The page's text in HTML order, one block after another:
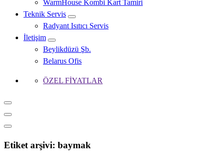
WarmHouse Kombi Kart Tamiri
Teknik Servis
Radyant Isıtıcı Servis
İletişim
Beylikdüzü Şb.
Belarus Ofis
ÖZEL FİYATLAR
Etiket arşivi: baymak